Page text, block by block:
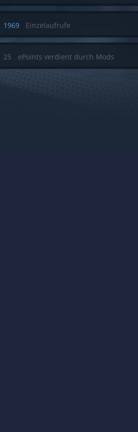
1969 Einzelaufrufe
25 ePoints verdient durch Mods